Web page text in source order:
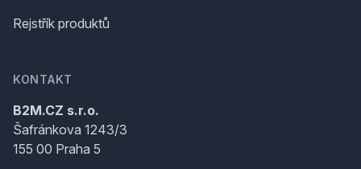
Rejstřík produktů
KONTAKT
B2M.CZ s.r.o.
Šafránkova 1243/3
155 00 Praha 5